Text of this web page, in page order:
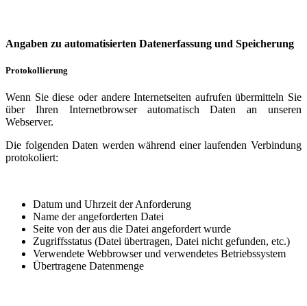
Angaben zu automatisierten Datenerfassung und Speicherung
Protokollierung
Wenn Sie diese oder andere Internetseiten aufrufen übermitteln Sie
über Ihren Internetbrowser automatisch Daten an unseren
Webserver.
Die folgenden Daten werden während einer laufenden Verbindung
protokoliert:
Datum und Uhrzeit der Anforderung
Name der angeforderten Datei
Seite von der aus die Datei angefordert wurde
Zugriffsstatus (Datei übertragen, Datei nicht gefunden, etc.)
Verwendete Webbrowser und verwendetes Betriebssystem
Übertragene Datenmenge